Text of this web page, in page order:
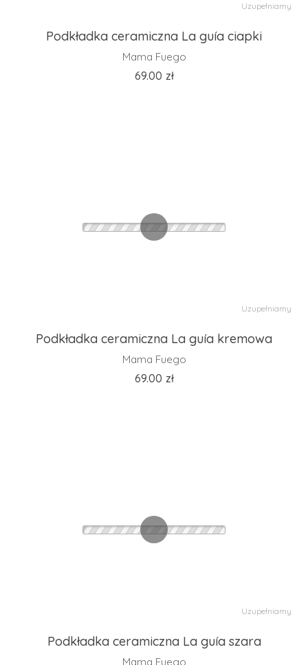
Uzupełniamy
Podkładka ceramiczna La guía ciapki
Mama Fuego
69.00 zł
Uzupełniamy
Podkładka ceramiczna La guía kremowa
Mama Fuego
69.00 zł
Uzupełniamy
Podkładka ceramiczna La guía szara
Mama Fuego